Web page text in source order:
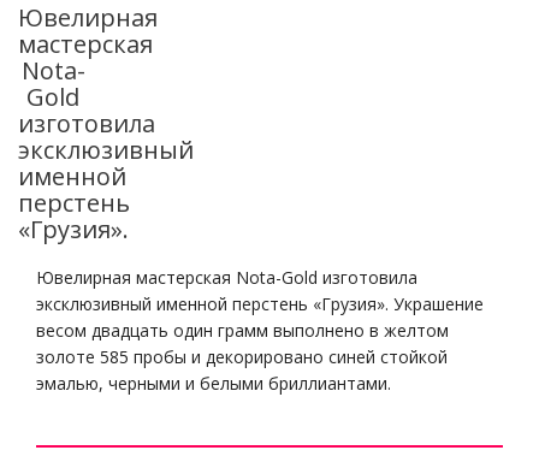
Ювелирная
мастерская
Nota-
Gold
изготовила
эксклюзивный
именной
перстень
«Грузия».
Ювелирная мастерская Nota-Gold изготовила
эксклюзивный именной перстень «Грузия». Украшение
весом двадцать один грамм выполнено в желтом
золоте 585 пробы и декорировано синей стойкой
эмалью, черными и белыми бриллиантами.